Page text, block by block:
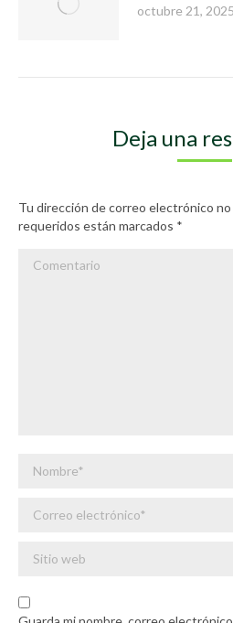
octubre 21, 2025
Deja una
Tu dirección de correo electrónico no
requeridos están marcados *
Comentario